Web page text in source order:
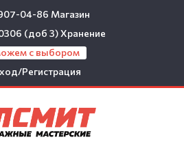
04-86 Магазин
(доб 3)Хранение
с выбором
Регистрация